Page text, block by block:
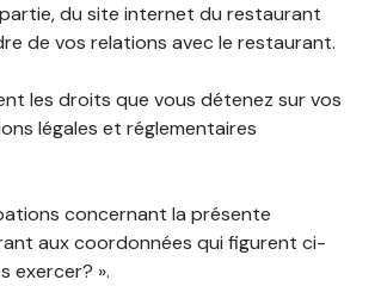
du site internet du restaurant
de vos relations avec le restaurant.
les droits que vous détenez sur vos
légales et réglementaires
concernant la présente
aux coordonnées qui figurent ci-
exercer? ».